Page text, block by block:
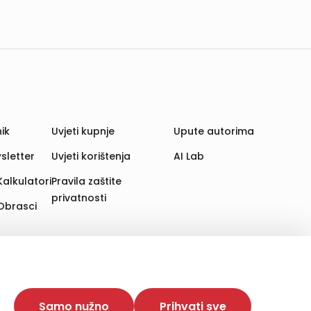
web stranica i uređaja u tu svrhu. Naši partneri
Samo nužno Prihvati sve
Uvjeti kupnje
Uvjeti korištenja
Pravila zaštite
privatnosti
Upute autorima
AI Lab